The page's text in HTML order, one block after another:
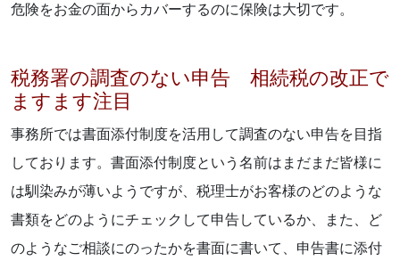
危険をお金の面からカバーするのに保険は大切です。
税務署の調査のない申告 相続税の改正で
ますます注目
事務所では書面添付制度を活用して調査のない申告を目指
しております。書面添付制度という名前はまだまだ皆様に
は馴染みが薄いようですが、税理士がお客様のどのような
書類をどのようにチェックして申告しているか、また、ど
のようなご相談にのったかを書面に書いて、申告書に添付